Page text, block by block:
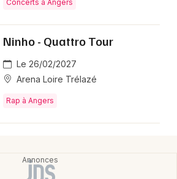
Concerts à Angers
Ninho - Quattro Tour
Le 26/02/2027
Arena Loire Trélazé
Rap à Angers